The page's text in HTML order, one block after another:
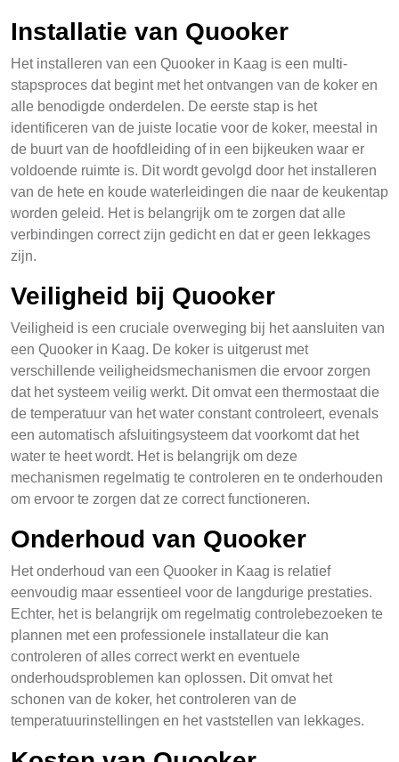
Installatie van Quooker
Het installeren van een Quooker in Kaag is een multi-
stapsproces dat begint met het ontvangen van de koker en
alle benodigde onderdelen. De eerste stap is het
identificeren van de juiste locatie voor de koker, meestal in
de buurt van de hoofdleiding of in een bijkeuken waar er
voldoende ruimte is. Dit wordt gevolgd door het installeren
van de hete en koude waterleidingen die naar de keukentap
worden geleid. Het is belangrijk om te zorgen dat alle
verbindingen correct zijn gedicht en dat er geen lekkages
zijn.
Veiligheid bij Quooker
Veiligheid is een cruciale overweging bij het aansluiten van
een Quooker in Kaag. De koker is uitgerust met
verschillende veiligheidsmechanismen die ervoor zorgen
dat het systeem veilig werkt. Dit omvat een thermostaat die
de temperatuur van het water constant controleert, evenals
een automatisch afsluitingsysteem dat voorkomt dat het
water te heet wordt. Het is belangrijk om deze
mechanismen regelmatig te controleren en te onderhouden
om ervoor te zorgen dat ze correct functioneren.
Onderhoud van Quooker
Het onderhoud van een Quooker in Kaag is relatief
eenvoudig maar essentieel voor de langdurige prestaties.
Echter, het is belangrijk om regelmatig controlebezoeken te
plannen met een professionele installateur die kan
controleren of alles correct werkt en eventuele
onderhoudsproblemen kan oplossen. Dit omvat het
schonen van de koker, het controleren van de
temperatuurinstellingen en het vaststellen van lekkages.